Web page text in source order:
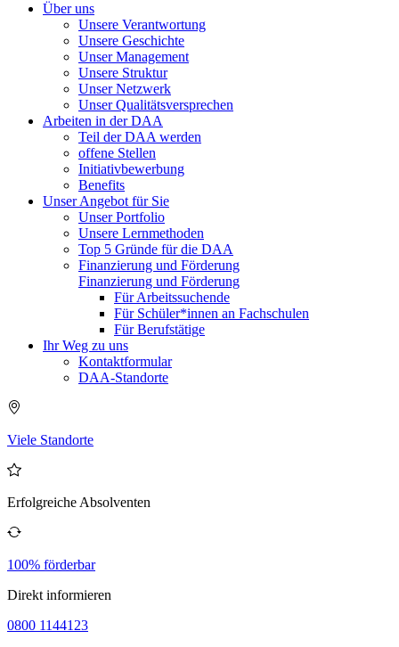
Über uns
Unsere Verantwortung
Unsere Geschichte
Unser Management
Unsere Struktur
Unser Netzwerk
Unser Qualitätsversprechen
Arbeiten in der DAA
Teil der DAA werden
offene Stellen
Initiativbewerbung
Benefits
Unser Angebot für Sie
Unser Portfolio
Unsere Lernmethoden
Top 5 Gründe für die DAA
Finanzierung und Förderung
Finanzierung und Förderung
Für Arbeitssuchende
Für Schüler*innen an Fachschulen
Für Berufstätige
Ihr Weg zu uns
Kontaktformular
DAA-Standorte
Viele Standorte
Erfolgreiche Absolventen
100% förderbar
Direkt informieren
0800 1144123